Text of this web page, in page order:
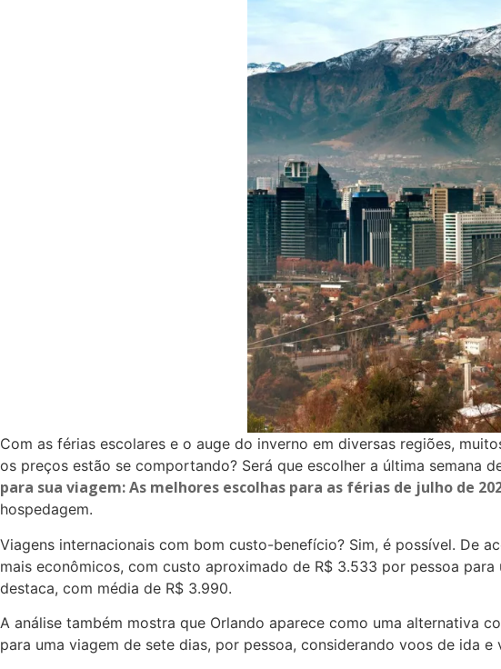
Com as férias escolares e o auge do inverno em diversas regiões,
os preços estão se comportando? Será que escolher a última semana
para sua viagem: As melhores escolhas para as férias de julho de
hospedagem.
Viagens internacionais com bom custo-benefício? Sim, é possível. De
mais econômicos, com custo aproximado de R$ 3.533 por pessoa
destaca, com média de R$ 3.990.
A análise também mostra que Orlando aparece como uma alternativa
para uma viagem de sete dias, por pessoa, considerando voos de ida e